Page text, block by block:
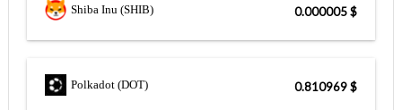
Shiba Inu (SHIB) $ 0.000005
Polkadot (DOT) $ 0.810969